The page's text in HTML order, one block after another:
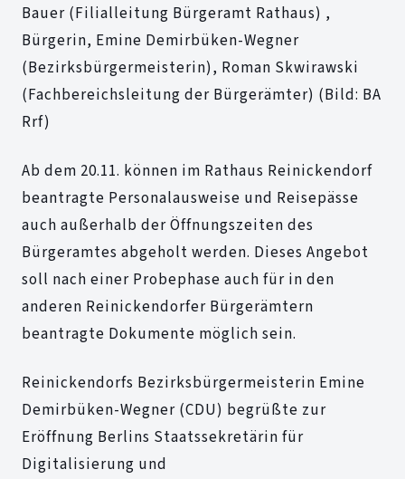
Bauer (Filialleitung Bürgeramt Rathaus) ,
Bürgerin, Emine Demirbüken-Wegner
(Bezirksbürgermeisterin), Roman Skwirawski
(Fachbereichsleitung der Bürgerämter) (Bild: BA
Rrf)
Ab dem 20.11. können im Rathaus Reinickendorf
beantragte Personalausweise und Reisepässe
auch außerhalb der Öffnungszeiten des
Bürgeramtes abgeholt werden. Dieses Angebot
soll nach einer Probephase auch für in den
anderen Reinickendorfer Bürgerämtern
beantragte Dokumente möglich sein.
Reinickendorfs Bezirksbürgermeisterin Emine
Demirbüken-Wegner (CDU) begrüßte zur
Eröffnung Berlins Staatssekretärin für
Digitalisierung und